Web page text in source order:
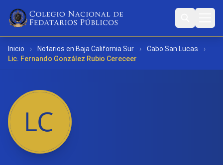
Inicio › Notarios en Baja California Sur › Cabo San Lucas
›
Lic. Fernando González Rubio Cereceer